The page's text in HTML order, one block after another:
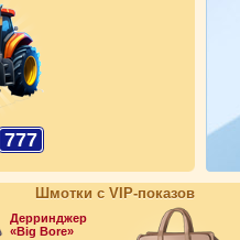
777
Шмотки с VIP-показов
Дерринджер
«Big Bore»